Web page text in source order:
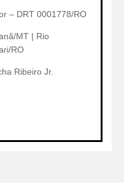
– DRT 0001778/RO
MT | Rio
RO
Ribeiro Jr.